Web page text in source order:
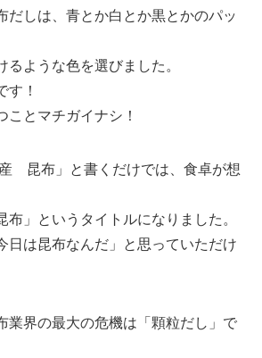
だしは、青とか白とか黒とかのパッ
ような色を選びました。
！
とマチガイナシ！
昆布」と書くだけでは、食卓が想
」というタイトルになりました。
日は昆布なんだ」と思っていただけ
業界の最大の危機は「顆粒だし」で